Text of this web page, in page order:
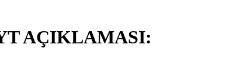
AÇIKLAMASI: